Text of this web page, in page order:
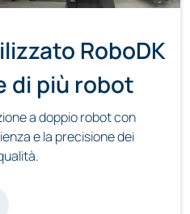
RoboDK
di più robot
a doppio robot con
e la precisione dei
multirobot